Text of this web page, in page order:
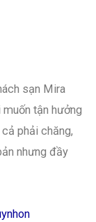
sạn Mira
tận hưởng
phải chăng,
nhưng đầy